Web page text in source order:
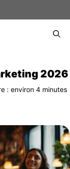
2026
: environ 4 minutes